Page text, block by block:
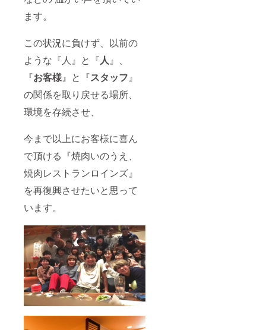
ます。
この状況に負けず、以前の
ような『人』と『人』、
『お客様』と『スタッフ』
の関係を取り戻せる場所、
環境を存続させ、
今まで以上にお客様に喜ん
で頂ける『焼肉いのうえ、
焼肉レストランロインズ』
を再復興させたいと思って
います。